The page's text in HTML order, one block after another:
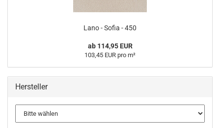
Lano - Sofia - 450
ab 114,95 EUR
103,45 EUR pro m²
Hersteller